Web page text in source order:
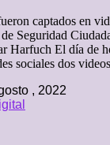
captados en
Seguridad
Harfuch El día de
sociales dos
, 2022